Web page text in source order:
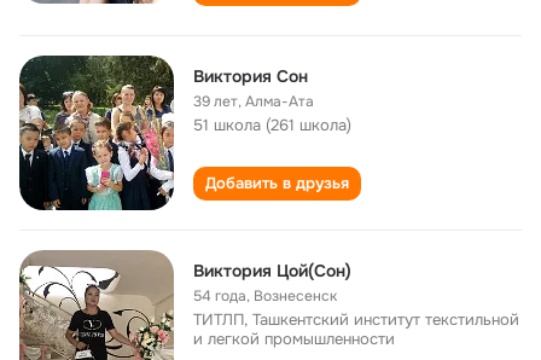
Виктория Сон
39 лет,Алма-Ата
51 школа (261 школа)
Добавить в друзья
Виктория Цой(Сон)
54 года, Вознесенск
ТИТЛП, Ташкентский институт текстильной
и легкой промышленности